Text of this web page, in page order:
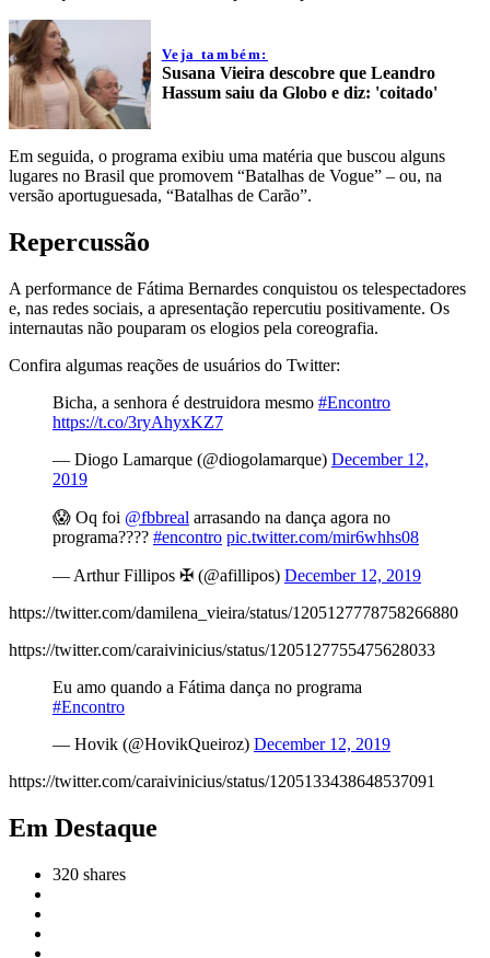
Veja também:
Susana Vieira descobre que Leandro
Hassum saiu da Globo e diz: 'coitado'
Em seguida, o programa exibiu uma matéria que buscou alguns
lugares no Brasil que promovem “Batalhas de Vogue” – ou, na
versão aportuguesada, “Batalhas de Carão”.
Repercussão
A performance de Fátima Bernardes conquistou os telespectadores
e, nas redes sociais, a apresentação repercutiu positivamente. Os
internautas não pouparam os elogios pela coreografia.
Confira algumas reações de usuários do Twitter:
Bicha, a senhora é destruidora mesmo #Encontro
https://t.co/3ryAhyxKZ7
— Diogo Lamarque (@diogolamarque) December 12,
2019
😱 Oq foi @fbbreal arrasando na dança agora no
programa???? #encontro pic.twitter.com/mir6whhs08
— Arthur Fillipos ✠ (@afillipos) December 12, 2019
https://twitter.com/damilena_vieira/status/1205127778758266880
https://twitter.com/caraivinicius/status/1205127755475628033
Eu amo quando a Fátima dança no programa
#Encontro
— Hovik (@HovikQueiroz) December 12, 2019
https://twitter.com/caraivinicius/status/1205133438648537091
Em Destaque
320 shares